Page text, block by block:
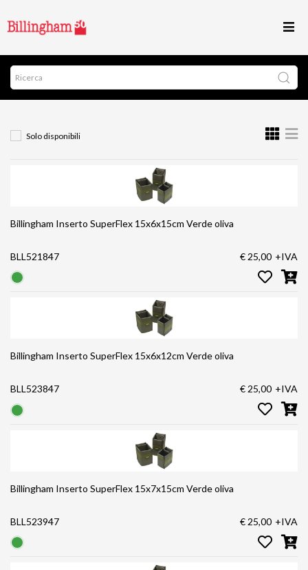
Solo disponibili
Billingham Inserto SuperFlex 15x6x15cm Verde oliva
BLL521847 € 25,00 +IVA
Billingham Inserto SuperFlex 15x6x12cm Verde oliva
BLL523847 € 25,00 +IVA
Billingham Inserto SuperFlex 15x7x15cm Verde oliva
BLL523947 € 25,00 +IVA